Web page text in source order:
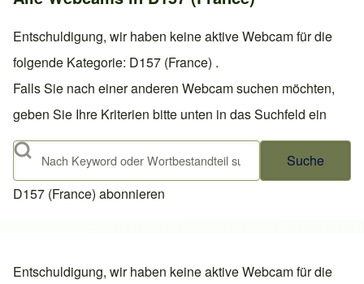
Entschuldigung, wir haben keine aktive Webcam für die
folgende Kategorie: D157 (France) .
Falls Sie nach einer anderen Webcam suchen möchten,
geben Sie Ihre Kriterien bitte unten in das Suchfeld ein
Suche
D157 (France) abonnieren
Entschuldigung, wir haben keine aktive Webcam für die